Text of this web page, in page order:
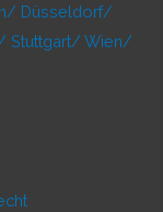
Düsseldorf/
Stuttgart/ Wien/